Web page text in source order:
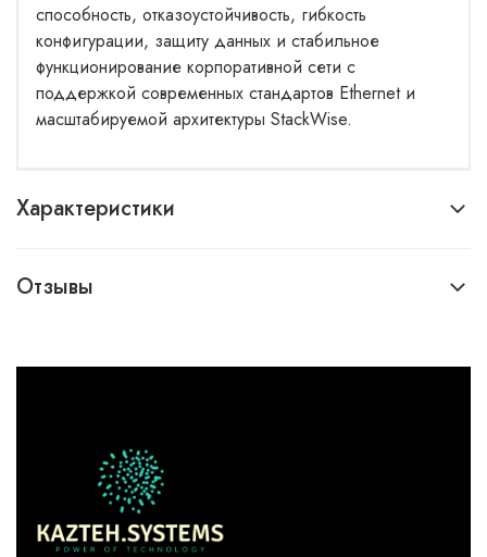
способность, отказоустойчивость, гибкость
конфигурации, защиту данных и стабильное
функционирование корпоративной сети с
поддержкой современных стандартов Ethernet и
масштабируемой архитектуры StackWise.
Характеристики
Отзывы